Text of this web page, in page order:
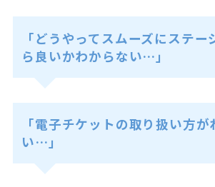
「どうやってスムーズにステー
ら良いかわからない…」
「電子チケットの取り扱い方が
い…」